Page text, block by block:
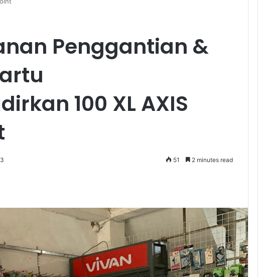
Penggantian &
100 XL AXIS
51 2 minutes read